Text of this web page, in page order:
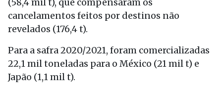
cancelamentos feitos por destinos não
revelados (176,4 t).
Para a safra 2020/2021, foram comercializadas
22,1 mil toneladas para o México (21 mil t) e
Japão (1,1 mil t).